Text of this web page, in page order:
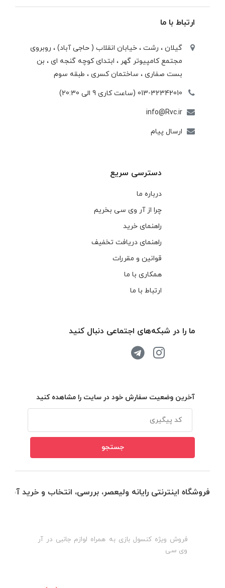
ارتباط با ما
گیلان ، رشت ، خيابان انقلاب ( حاجی آباد) ، روبروی
مجتمع كامپيوتر گهر ، ابتدای كوچه گنجه ای ، بن
بست صفاری ، ساختمان كسری ، طبقه سوم
013-32342010 (ساعت کاری 9 الی 20:30)
info@Rvc.ir
ارسال پیام
دسترسی سریع
درباره ما
چرا از آر وی سی بخریم
راهنمای خرید
راهنمای دریافت تخفیف
قوانین و مقررات
همکاری با ما
ارتباط با ما
ما را در شبکه‌های اجتماعی دنبال کنید
آخرین وضعیت سفارش خود در سایت را مشاهده کنید
فروشگاه اینترنتی رایانه ولیعصر، بررسی، انتخاب و خرید
فروش ویژه کنسول بازی به همراه لوازم جانبی در آر
وی سی